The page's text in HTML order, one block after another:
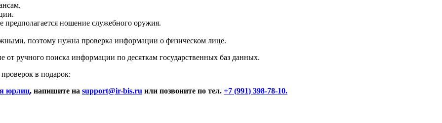
предполагается ношение служебного оружия.
поэтому нужна проверка информации о физическом лице.
ручного поиска информации по десяткам государственных баз данных.
в подарок:
юрлиц, напишите на support@ir-bis.ru или позвоните по тел. +7 (991) 398-78-10.